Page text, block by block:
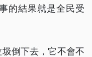
的結果就是全民受
倒下去，它不會不